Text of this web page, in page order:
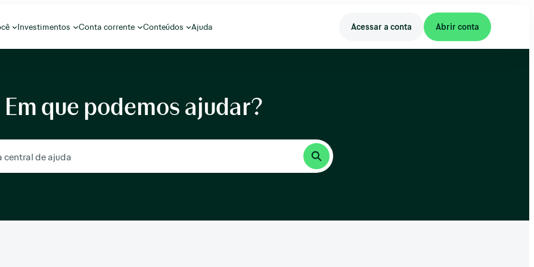
Investimentos Conta corrente Conteúdos Ajuda Acessar a conta Abrir conta
Em que podemos ajudar?